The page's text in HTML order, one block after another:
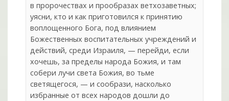
в пророчествах и прообразах ветхозаветных;
уясни, кто и как приготовился к принятию
воплощенного Бога, под влиянием
Божественных воспитательных учреждений и
действий, среди Израиля, — перейди, если
хочешь, за пределы народа Божия, и там
собери лучи света Божия, во тьме
светящегося, — и сообрази, насколько
избранные от всех народов дошли до